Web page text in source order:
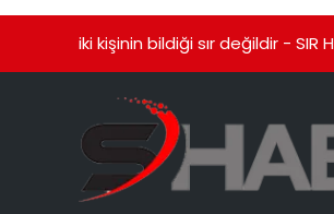
iki kişinin bildiği sır değildir - SIR